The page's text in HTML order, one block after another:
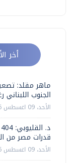
أخر
ماهر مقلد:
الجنوب
الأحد، 09 اغسطس 2026 07:24 ص
قدرات مصر من
الأحد، 09 اغسطس 2026 07:20 ص